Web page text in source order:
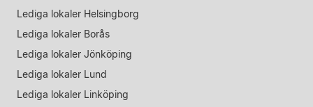
Lediga lokaler Helsingborg
Lediga lokaler Borås
Lediga lokaler Jönköping
Lediga lokaler Lund
Lediga lokaler Linköping